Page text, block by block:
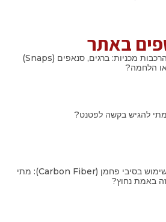
באתר
הרכבות מכניות: ברגים, סנאפים (Snaps)
הלחמה?
מתי להגיש בקשה לפטנט?
שימוש בסיבי פחמן (Carbon Fiber): מתי
באמת נחוץ?